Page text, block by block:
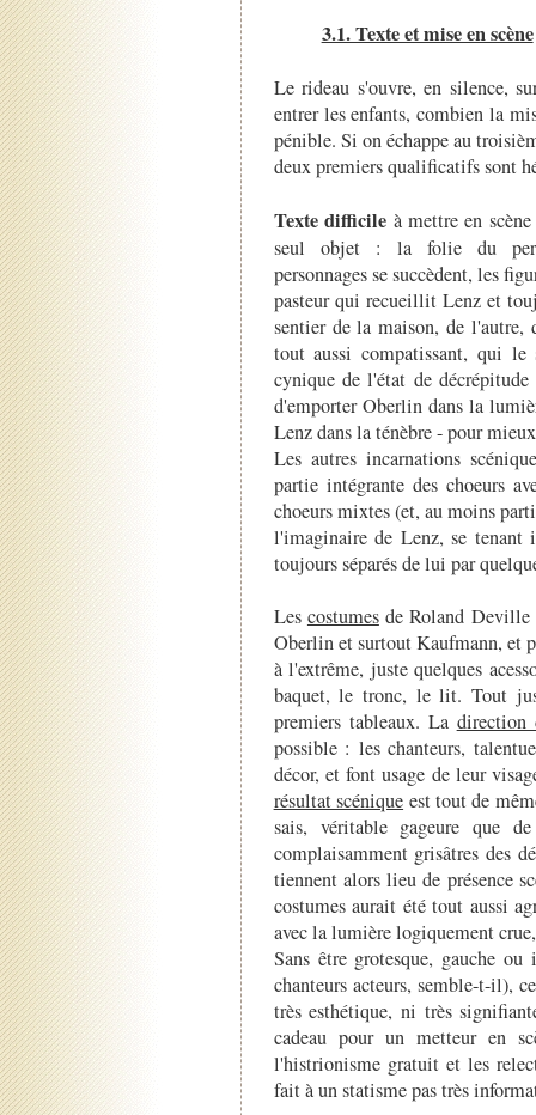
3.1. Texte et mise en scène
Le rideau s'ouvre, en silence,
entrer les enfants, combien la
pénible. Si on échappe au
deux premiers qualificatifs sont
Texte difficile à mettre en
seul objet : la folie du
personnages se succèdent, les
pasteur qui recueillit Lenz et
sentier de la maison, de
tout aussi compatissant, qui le
cynique de l'état de
d'emporter Oberlin dans la
Lenz dans la ténèbre - pour
Les autres incarnations
partie intégrante des choeurs
choeurs mixtes (et, au moins
l'imaginaire de Lenz, se tenant
toujours séparés de lui par
Les costumesde Roland Deville
Oberlin et surtout Kaufmann, et
à l'extrême, juste quelques
baquet, le tronc, le lit. Tout
premiers tableaux. La direction
possible : les chanteurs,
décor, et font usage de leur
résultat scénique est tout de
sais, véritable gageure que
complaisamment grisâtres des
tiennent alors lieu de présence
costumes aurait été tout aussi
avec la lumière logiquement
Sans être grotesque, gauche
chanteurs acteurs, semble-t-il),
très esthétique, ni très
cadeau pour un metteur en
l'histrionisme gratuit et les
fait à un statisme pas très